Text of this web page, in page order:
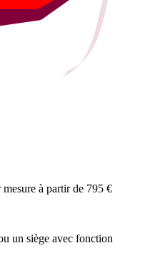
à partir de 795 €
un siège avec fonction